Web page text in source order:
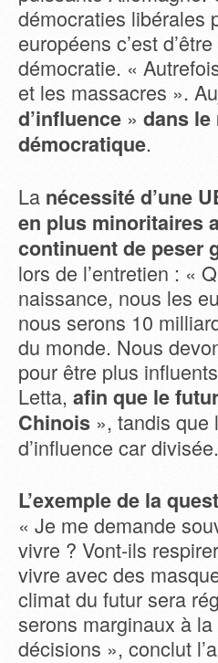
démocraties libérales
européens c’est
démocratie. «
et les massacres ».
d’influence » dans le
démocratique.
La nécessité d’une
en plus minoritaires
continuent de peser
lors de l’entretien : «
naissance, nous les
nous serons 10
du monde. Nous
pour être plus
Letta, afin que le
Chinois », tandis que
d’influence car divisée.
L’exemple de la
« Je me demande
vivre ? Vont-ils
vivre avec des
climat du futur sera
serons marginaux à
décisions », conclut